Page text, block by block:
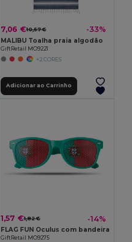
7,06 €10,57 € -33%
MALIBU Toalha praia algodão
GiftRetail MO9221
+2 CORES
Adicionar ao Carrinho
1,57 €1,82 € -14%
FLAG FUN Oculus com bandeira
GiftRetail MO9275